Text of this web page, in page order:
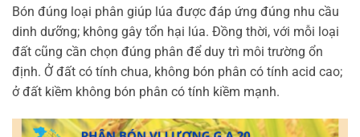
Bón đúng loại phân giúp lúa được đáp ứng đúng nhu cầu
dinh dưỡng; không gây tổn hại lúa. Đồng thời, với mỗi loại
đất cũng cần chọn đúng phân để duy trì môi trường ổn
định. Ở đất có tính chua, không bón phân có tính acid cao;
ở đất kiềm không bón phân có tính kiềm mạnh.